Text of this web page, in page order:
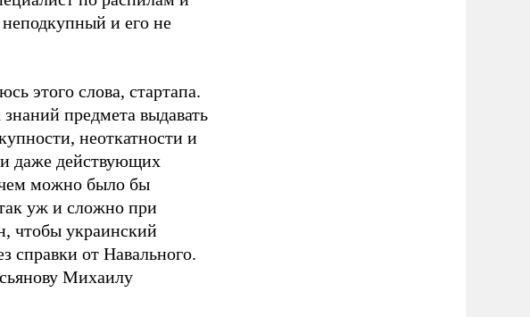
неподкупный и его не
этого слова, стартапа.
предмета выдавать
неоткатности и
даже действующих
можно было бы
уж и сложно при
чтобы украинский
справки от Навального.
Михаилу